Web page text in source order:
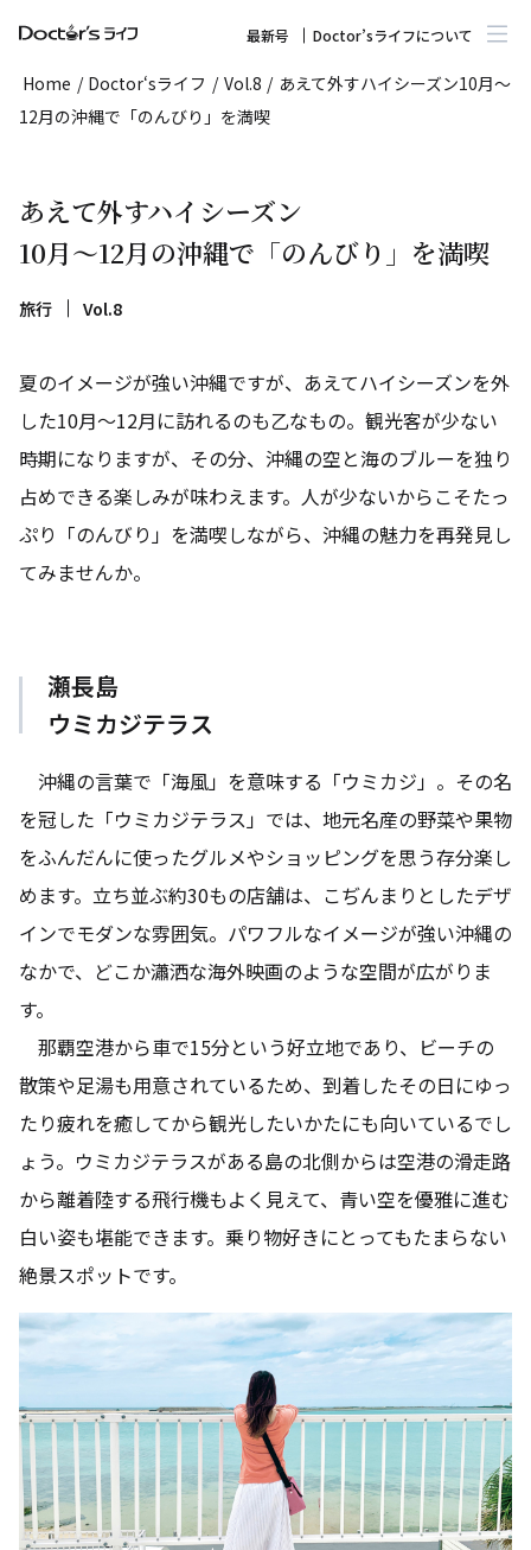
最新号 Doctor’sライフについて
Home / Doctor‘sライフ / Vol.8 / あえて外すハイシーズン10月～
12月の沖縄で「のんびり」を満喫
あえて外すハイシーズン
10月～12月の沖縄で「のんびり」を満喫
旅行 Vol.8
夏のイメージが強い沖縄ですが、あえてハイシーズンを外
した10月～12月に訪れるのも乙なもの。観光客が少ない
時期になりますが、その分、沖縄の空と海のブルーを独り
占めできる楽しみが味わえます。人が少ないからこそたっ
ぷり「のんびり」を満喫しながら、沖縄の魅力を再発見し
てみませんか。
瀬長島
ウミカジテラス
沖縄の言葉で「海風」を意味する「ウミカジ」。その名
を冠した「ウミカジテラス」では、地元名産の野菜や果物
をふんだんに使ったグルメやショッピングを思う存分楽し
めます。立ち並ぶ約30もの店舗は、こぢんまりとしたデザ
インでモダンな雰囲気。パワフルなイメージが強い沖縄の
なかで、どこか瀟洒な海外映画のような空間が広がりま
す。
那覇空港から車で15分という好立地であり、ビーチの
散策や足湯も用意されているため、到着したその日にゆっ
たり疲れを癒してから観光したいかたにも向いているでし
ょう。ウミカジテラスがある島の北側からは空港の滑走路
から離着陸する飛行機もよく見えて、青い空を優雅に進む
白い姿も堪能できます。乗り物好きにとってもたまらない
絶景スポットです。